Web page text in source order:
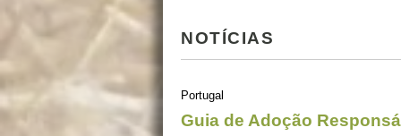
NOTÍCIAS
Portugal
Guia de Adoção